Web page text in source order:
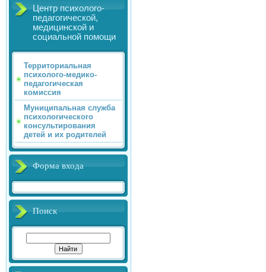
Центр психолого-
педагогической,
медицинской и
социальной помощи
Территориальная
психолого-медико-
педагогическая
комиссия
Муниципальная служба
психологического
консультирования
детей и их родителей
Форма входа
Поиск